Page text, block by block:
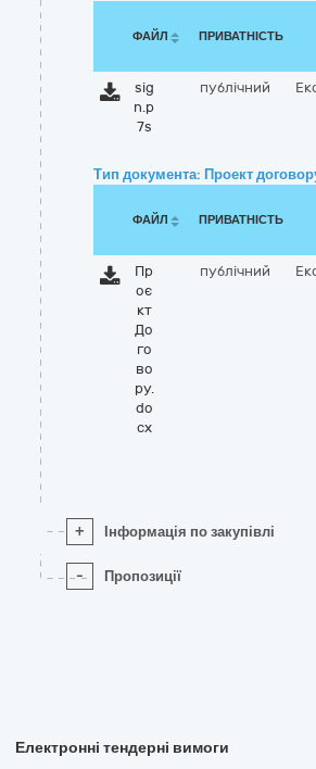
ФАЙЛ ПРИВАТНІСТЬ
sig
n.p
7s
публічний
Тип документа: Проект
ФАЙЛ ПРИВАТНІСТЬ
Пр
оє
кт
До
го
во
ру.
do
cx
публічний
+ Інформація по закупівлі
- Пропозиції
Електронні тендерні вимоги